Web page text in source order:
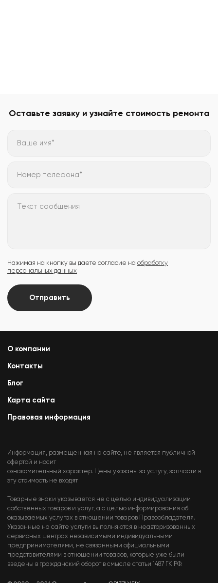
Оставьте заявку и узнайте стоимость ремонта
Ваше имя*
Номер телефона*
Текст сообщения
Нажимая на кнопку вы даете согласие на обработку
персональных данных
Отправить
О компании
Контакты
Блог
Карта сайта
Правовая информация
Информация, размещенная на сайте, не является публичной
офертой и носит
ознакомительный характер. Цены указаны за услугу, запчасти в
эту стоимость не входят
Товарные знаки указывается не с целью индивидуализации
собственных товаров и услуг, а с целью информирования об
оказываемых услугах в отношении товаров Правообладателя.
Указанные на сайте услуги выполняются в неавторизованных
сервисных центрах независимыми индивидуальными
предпринимателями, не связанными официальными
представителями в отношении товаров, которые уже были
введены в гражданский оборот в смысле статьи 1487 ГК РФ.